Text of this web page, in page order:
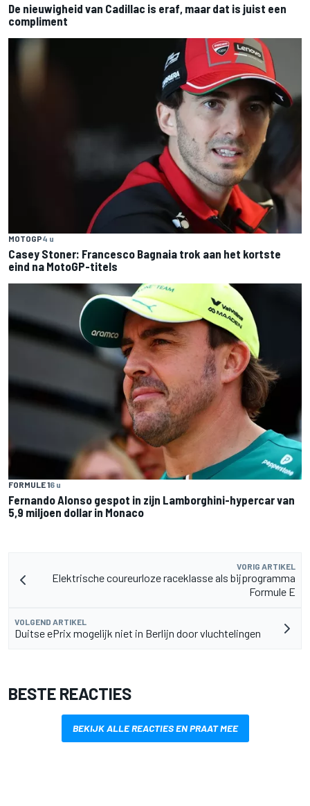
De nieuwigheid van Cadillac is eraf, maar dat is juist een
compliment
MOTOGP4 u
Casey Stoner: Francesco Bagnaia trok aan het kortste
eind na MotoGP-titels
FORMULE 16 u
Fernando Alonso gespot in zijn Lamborghini-hypercar van
5,9 miljoen dollar in Monaco
VORIG ARTIKEL
Elektrische coureurloze raceklasse als bijprogramma
Formule E
VOLGEND ARTIKEL
Duitse ePrix mogelijk niet in Berlijn door vluchtelingen
BESTE REACTIES
BEKIJK ALLE REACTIES EN PRAAT MEE